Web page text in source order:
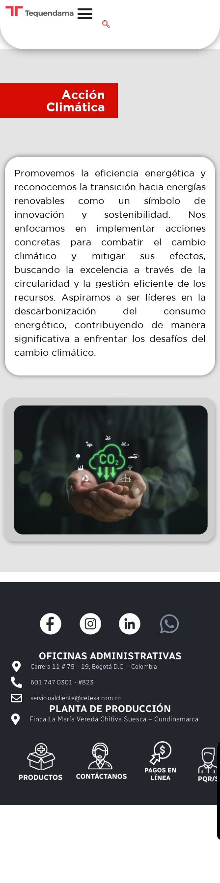
Acción
Climática
Promovemos la eficiencia energética y
reconocemos la transición hacia energías
renovables como un símbolo de
innovación y sostenibilidad. Nos
enfocamos en implementar acciones
concretas para combatir el cambio
climático y mitigar sus efectos,
buscando la excelencia a través de la
circularidad y la gestión eficiente de los
recursos. Aspiramos a ser líderes en la
descarbonización del consumo
energético, contribuyendo de manera
significativa a enfrentar los desafíos del
cambio climático.
OFICINAS ADMINISTRATIVAS
Carrera 11 # 75 – 19, Bogotá D.C. – Colombia
601 747 0301 - #823
servicioalcliente@cetesa.com.co
PLANTA DE PRODUCCIÓN
Finca La María Vereda Chitiva Suesca – Cundinamarca